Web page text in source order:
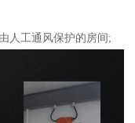
人工通风保护的房间;